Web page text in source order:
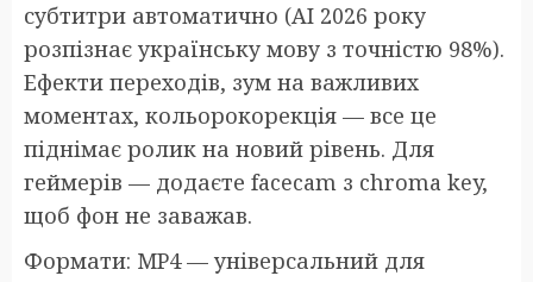
субтитри автоматично (AI 2026 року
розпізнає українську мову з точністю 98%).
Ефекти переходів, зум на важливих
моментах, кольорокорекція — все це
піднімає ролик на новий рівень. Для
геймерів — додаєте facecam з chroma key,
щоб фон не заважав.
Формати: MP4 — універсальний для